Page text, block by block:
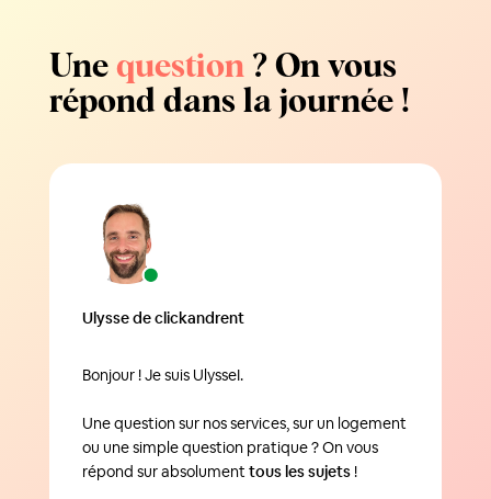
Une question ? On vous
répond dans la journée !
Ulysse de clickandrent
Bonjour ! Je suis UlysseI.
Une question sur nos services, sur un logement
ou une simple question pratique ? On vous
répond sur absolument tous les sujets!